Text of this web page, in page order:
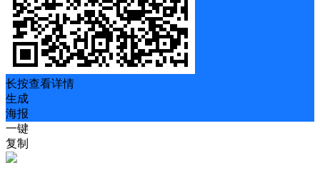
长按查看详情
生成
海报
一键
复制